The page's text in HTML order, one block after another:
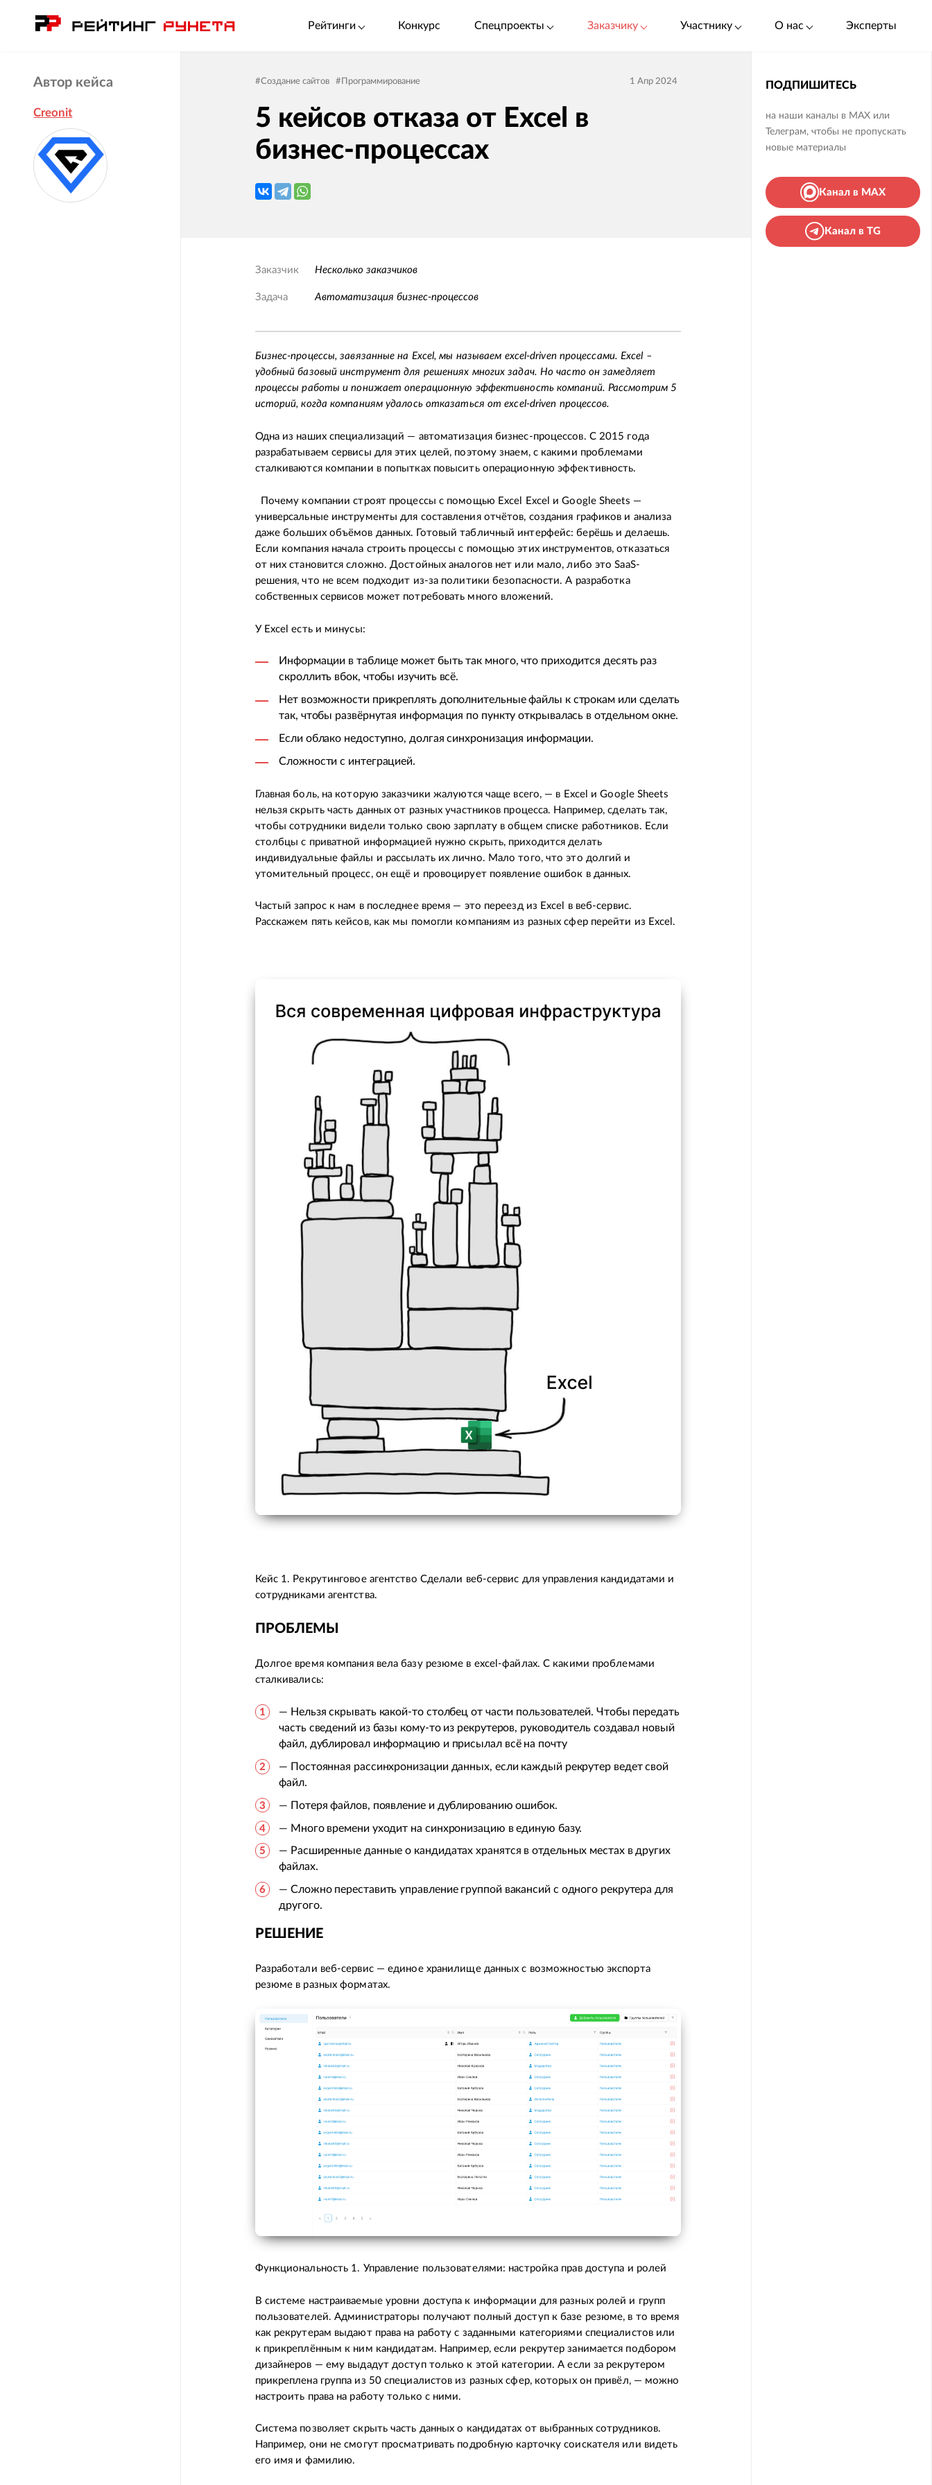
Рейтинги Конкурс Спецпроекты Заказчику Участнику О нас Эксперты
Автор кейса
Creonit
#Создание сайтов # Программирование 1 Апр 2024
5 кейсов отказа от Excel в
бизнес-процессах
Заказчик Несколько заказчиков
Задача Автоматизация бизнес-процессов
Бизнес-процессы, завязанные на Excel, мы называем excel-driven процессами. Excel –
удобный базовый инструмент для решениях многих задач. Но часто он замедляет
процессы работы и понижает операционную эффективность компаний. Рассмотрим 5
историй, когда компаниям удалось отказаться от excel-driven процессов.
Одна из наших специализаций — автоматизация бизнес-процессов. С 2015 года
разрабатываем сервисы для этих целей, поэтому знаем, с какими проблемами
сталкиваются компании в попытках повысить операционную эффективность.
Почему компании строят процессы с помощью Excel Excel и Google Sheets —
универсальные инструменты для составления отчётов, создания графиков и анализа
даже больших объёмов данных. Готовый табличный интерфейс: берёшь и делаешь.
Если компания начала строить процессы с помощью этих инструментов, отказаться
от них становится сложно. Достойных аналогов нет или мало, либо это SaaS-
решения, что не всем подходит из-за политики безопасности. А разработка
собственных сервисов может потребовать много вложений.
У Excel есть и минусы:
Информации в таблице может быть так много, что приходится десять раз
скроллить вбок, чтобы изучить всё.
Нет возможности прикреплять дополнительные файлы к строкам или сделать
так, чтобы развёрнутая информация по пункту открывалась в отдельном окне.
Если облако недоступно, долгая синхронизация информации.
Сложности с интеграцией.
Главная боль, на которую заказчики жалуются чаще всего, — в Excel и Google Sheets
нельзя скрыть часть данных от разных участников процесса. Например, сделать так,
чтобы сотрудники видели только свою зарплату в общем списке работников. Если
столбцы с приватной информацией нужно скрыть, приходится делать
индивидуальные файлы и рассылать их лично. Мало того, что это долгий и
утомительный процесс, он ещё и провоцирует появление ошибок в данных.
Частый запрос к нам в последнее время — это переезд из Excel в веб-сервис.
Расскажем пять кейсов, как мы помогли компаниям из разных сфер перейти из Excel.
Кейс 1. Рекрутинговое агентство Сделали веб-сервис для управления кандидатами и
сотрудниками агентства.
ПРОБЛЕМЫ
Долгое время компания вела базу резюме в excel-файлах. С какими проблемами
сталкивались:
— Нельзя скрывать какой-то столбец от части пользователей. Чтобы передать
часть сведений из базы кому-то из рекрутеров, руководитель создавал новый
файл, дублировал информацию и присылал всё на почту
— Постоянная рассинхронизации данных, если каждый рекрутер ведет свой
файл.
— Потеря файлов, появление и дублированию ошибок.
— Много времени уходит на синхронизацию в единую базу.
— Расширенные данные о кандидатах хранятся в отдельных местах в других
файлах.
— Сложно переставить управление группой вакансий с одного рекрутера для
другого.
РЕШЕНИЕ
Разработали веб-сервис — единое хранилище данных с возможностью экспорта
резюме в разных форматах.
Функциональность 1. Управление пользователями: настройка прав доступа и ролей
В системе настраиваемые уровни доступа к информации для разных ролей и групп
пользователей. Администраторы получают полный доступ к базе резюме, в то время
как рекрутерам выдают права на работу с заданными категориями специалистов или
к прикреплённым к ним кандидатам. Например, если рекрутер занимается подбором
дизайнеров — ему выдадут доступ только к этой категории. А если за рекрутером
прикреплена группа из 50 специалистов из разных сфер, которых он привёл, — можно
настроить права на работу только с ними.
Система позволяет скрыть часть данных о кандидатах от выбранных сотрудников.
Например, они не смогут просматривать подробную карточку соискателя или видеть
его имя и фамилию.
ПОДПИШИТЕСЬ
на наши каналы в MAX или
Телеграм, чтобы не пропускать
новые материалы
Канал в MAX
Канал в TG